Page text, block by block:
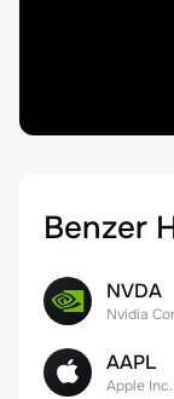
Benzer
NVDA
Nvidia
AAPL
Apple Inc.